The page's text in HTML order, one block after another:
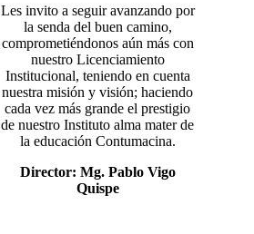
Les invito a seguir avanzando por
la senda del buen camino,
comprometiéndonos aún más con
nuestro Licenciamiento
Institucional, teniendo en cuenta
nuestra misión y visión; haciendo
cada vez más grande el prestigio
de nuestro Instituto alma mater de
la educación Contumacina.
Director: Mg. Pablo Vigo
Quispe